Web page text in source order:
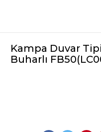
Kampa Duvar
Buharlı